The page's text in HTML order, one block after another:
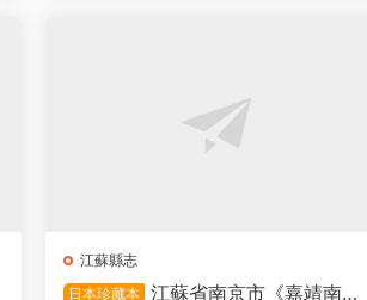
江蘇縣志
日本珍藏本 江蘇省南京市《嘉靖南畿